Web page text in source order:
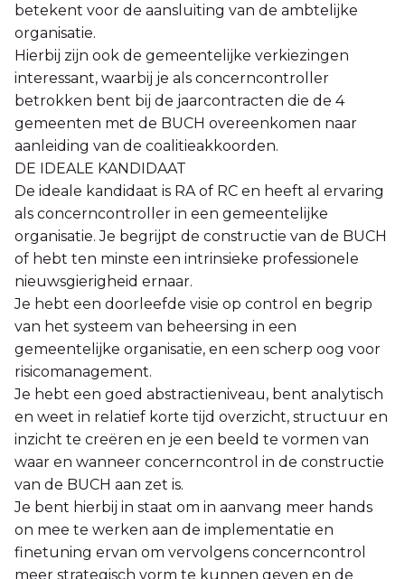
betekent voor de aansluiting van de ambtelijke
organisatie.
Hierbij zijn ook de gemeentelijke verkiezingen
interessant, waarbij je als concerncontroller
betrokken bent bij de jaarcontracten die de 4
gemeenten met de BUCH overeenkomen naar
aanleiding van de coalitieakkoorden.
DE IDEALE KANDIDAAT
De ideale kandidaat is RA of RC en heeft al ervaring
als concerncontroller in een gemeentelijke
organisatie. Je begrijpt de constructie van de BUCH
of hebt ten minste een intrinsieke professionele
nieuwsgierigheid ernaar.
Je hebt een doorleefde visie op control en begrip
van het systeem van beheersing in een
gemeentelijke organisatie, en een scherp oog voor
risicomanagement.
Je hebt een goed abstractieniveau, bent analytisch
en weet in relatief korte tijd overzicht, structuur en
inzicht te creëren en je een beeld te vormen van
waar en wanneer concerncontrol in de constructie
van de BUCH aan zet is.
Je bent hierbij in staat om in aanvang meer hands
on mee te werken aan de implementatie en
finetuning ervan om vervolgens concerncontrol
meer strategisch vorm te kunnen geven en de